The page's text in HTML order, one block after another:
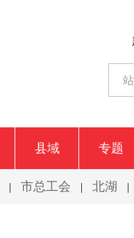
县域 专题
| 市总工会 | 北湖 |